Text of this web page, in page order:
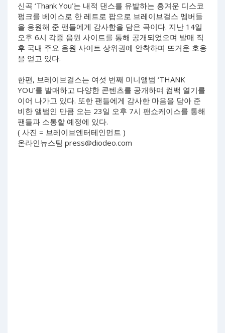
신곡 ‘Thank You’는 내적 댄스를 유발하는 흥겨운 디스코
펑크를 베이스로 한 레트로 팝으로 브레이브걸스 멤버들
을 응원해 준 팬들에게 감사함을 담은 곡이다. 지난 14일
오후 6시 각종 음원 사이트를 통해 공개되었으며 발매 직
후 국내 주요 음원 사이트 상위권에 안착하며 뜨거운 호응
을 얻고 있다.
한편, 브레이브걸스는 여섯 번째 미니앨범 ‘THANK
YOU’를 발매하고 다양한 콘텐츠를 공개하며 컴백 열기를
이어 나가고 있다. 또한 팬들에게 감사한 마음을 담아 준
비한 앨범인 만큼 오는 23일 오후 7시 팬쇼케이스를 통해
팬들과 소통할 예정에 있다.
( 사진 = 브레이브엔터테인먼트 )
온라인뉴스팀 press@diodeo.com